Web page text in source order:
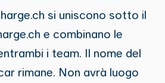
si uniscono sotto il
e combinano le
i team. Il nome del
rimane. Non avrà luogo